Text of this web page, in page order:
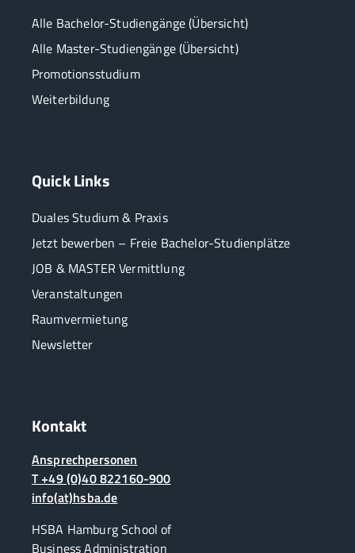
Alle Bachelor-Studiengänge (Übersicht)
Alle Master-Studiengänge (Übersicht)
Promotionsstudium
Weiterbildung
Quick Links
Duales Studium & Praxis
Jetzt bewerben – Freie Bachelor-Studienplätze
JOB & MASTER Vermittlung
Veranstaltungen
Raumvermietung
Newsletter
Kontakt
Ansprechpersonen
T +49 (0)40 822160-900
info(at)hsba.de
HSBA Hamburg School of
Business Administration